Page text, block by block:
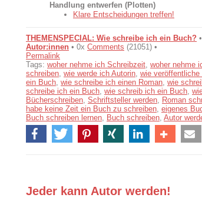
Handlung entwerfen (Plotten)
Klare Entscheidungen treffen!
THEMENSPECIAL: Wie schreibe ich ein Buch? •
Autor:innen • 0x Comments (21051) •
Permalink
Tags: woher nehme ich Schreibzeit woher nehme
schreiben wie werde ich Autorin wie
ein Buch wie schreibe ich einen Roman wie
schreibe ich ein Buch wie schreib ich ein Buch
Bücherschreiben Schriftsteller werden Roman
habe keine Zeit ein Buch zu schreiben eigenes
Buch schreiben lernen
Buch schreiben Autor
Jeder kann Autor werden!